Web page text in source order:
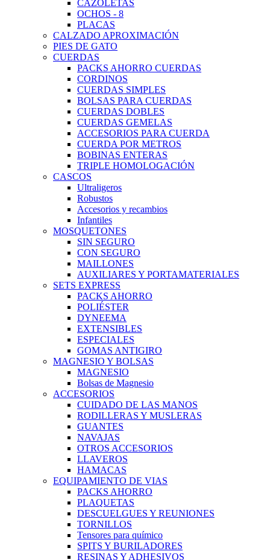
CAZOLETAS
OCHOS - 8
PLACAS
CALZADO APROXIMACIÓN
PIES DE GATO
CUERDAS
PACKS AHORRO CUERDAS
CORDINOS
CUERDAS SIMPLES
BOLSAS PARA CUERDAS
CUERDAS DOBLES
CUERDAS GEMELAS
ACCESORIOS PARA CUERDA
CUERDA POR METROS
BOBINAS ENTERAS
TRIPLE HOMOLOGACIÓN
CASCOS
Ultraligeros
Robustos
Accesorios y recambios
Infantiles
MOSQUETONES
SIN SEGURO
CON SEGURO
MAILLONES
AUXILIARES Y PORTAMATERIALES
SETS EXPRESS
PACKS AHORRO
POLIÉSTER
DYNEEMA
EXTENSIBLES
ESPECIALES
GOMAS ANTIGIRO
MAGNESIO Y BOLSAS
MAGNESIO
Bolsas de Magnesio
ACCESORIOS
CUIDADO DE LAS MANOS
RODILLERAS Y MUSLERAS
GUANTES
NAVAJAS
OTROS ACCESORIOS
LLAVEROS
HAMACAS
EQUIPAMIENTO DE VIAS
PACKS AHORRO
PLAQUETAS
DESCUELGUES Y REUNIONES
TORNILLOS
Tensores para químico
SPITS Y BURILADORES
RESINAS Y ADHESIVOS